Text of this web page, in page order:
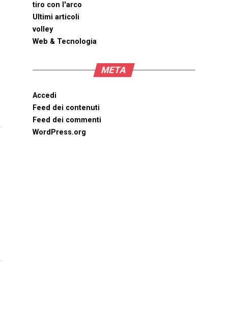
tiro con l'arco
Ultimi articoli
volley
Web & Tecnologia
META
Accedi
Feed dei contenuti
Feed dei commenti
WordPress.org